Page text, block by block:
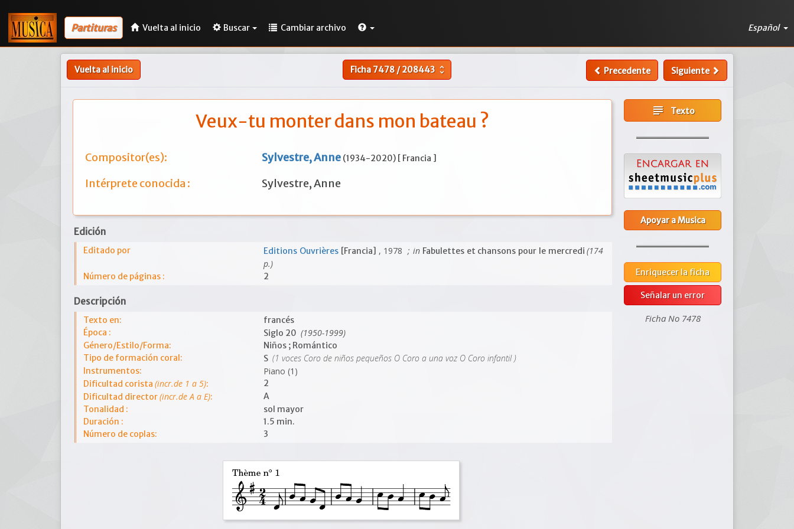
Partituras Vuelta al inicio Buscar Cambiar archivo Español
Vuelta al inicio Ficha7478/208443 unfold_more Precedente Siguiente
Veux-tu monter dans mon bateau ?
Compositor(es): Sylvestre, Anne (1934-2020) [ Francia ]
Intérprete conocida : Sylvestre, Anne
Edición
Editado por Editions Ouvrières [Francia] , 1978 ; in Fabulettes et chansons pour le mercredi(174
p.)
Número de páginas : 2
Descripción
Texto en:
francés
Época :
Siglo 20 (1950-1999)
Género/Estilo/Forma:
Niños ; Romántico
Tipo de formación coral:
S (1 voces Coro de niños pequeños O Coro a una voz O Coro infantil )
Instrumentos: Piano (1)
Dificultad corista (incr.de 1 a 5):
2
Dificultad director(incr.de A a E):
A
Tonalidad :
sol mayor
Duración :
1.5 min.
Número de coplas:
3
subject Texto
Apoyar a Musica
Enriquecer la ficha
Señalar un error
Ficha No 7478